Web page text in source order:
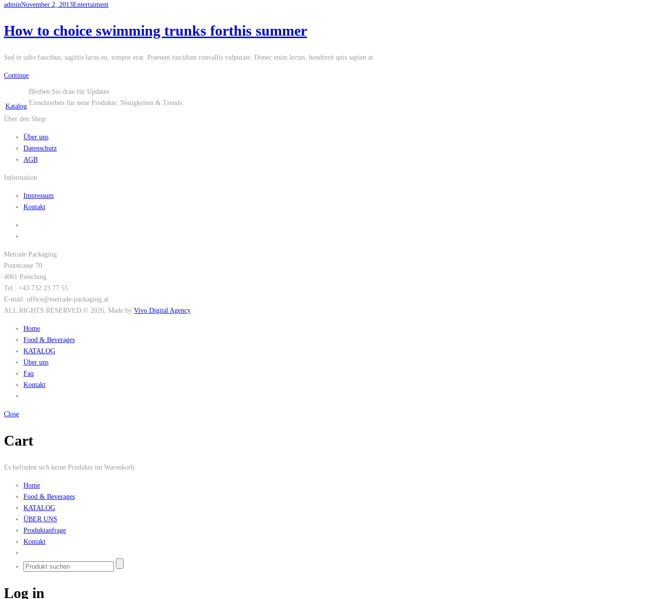
adminNovember 2, 2013Entertaiment
How to choice swimming trunks forthis summer
Sed in odio faucibus, sagittis lacus eu, tempor erat. Praesent tincidunt convallis vulputate. Donec enim lectus, hendrerit quis sapien at
Continue
Katalog
Bleiben Sie dran für Updates
Einschreiben für neue Produkte, Neuigkeiten & Trends.
Über den Shop
Über uns
Datenschutz
AGB
Information
Impressum
Kontakt
Metrade Packaging
Poststrasse 70
4061 Passching
Tel.: +43 732 23 77 55
E-mail: office@metrade-packaging.at
ALL RIGHTS RESERVED.© 2026, Made by Vivo Digital Agency
Home
Food & Beverages
KATALOG
Über uns
Faq
Kontakt
Close
Cart
Es befinden sich keine Produkte im Warenkorb.
Home
Food & Beverages
KATALOG
ÜBER UNS
Produktanfrage
Kontakt
Log in